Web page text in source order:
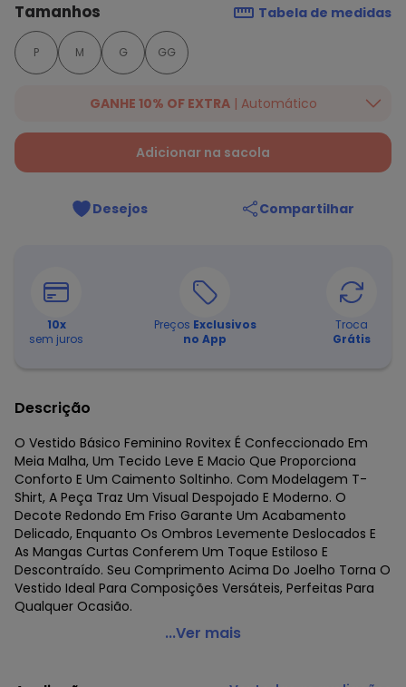
Tamanhos Tabela de medidas
P M G GG
GANHE 10% OF EXTRA | Automático
Ganhe 10% OFF em lista selecionada. Valido até 16/07/2026.
Desconto aplicado na finalização da compra.
Adicionar na sacola
Desejos Compartilhar
10x
sem juros
Preços Exclusivos
no App
Troca
Grátis
Descrição
O Vestido Básico Feminino Rovitex É Confeccionado Em
Meia Malha, Um Tecido Leve E Macio Que Proporciona
Conforto E Um Caimento Soltinho. Com Modelagem T-
Shirt, A Peça Traz Um Visual Despojado E Moderno. O
Decote Redondo Em Friso Garante Um Acabamento
Delicado, Enquanto Os Ombros Levemente Deslocados E
As Mangas Curtas Conferem Um Toque Estiloso E
Descontraído. Seu Comprimento Acima Do Joelho Torna O
Vestido Ideal Para Composições Versáteis, Perfeitas Para
Qualquer Ocasião.
Rovitex - Vestido Básico T-Shirt Feminino Marrom
Fornecedor: ROVITEX IND E COM DE MALHAS LTDA / CNPJ
...Ver mais